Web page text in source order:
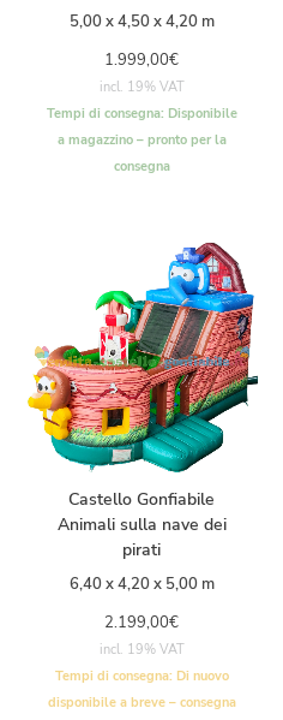
5,00 x 4,50 x 4,20 m
1.999,00€
incl. 19% VAT
Tempi di consegna: Disponibile
a magazzino – pronto per la
consegna
Castello Gonfiabile
Animali sulla nave dei
pirati
6,40 x 4,20 x 5,00 m
2.199,00€
incl. 19% VAT
Tempi di consegna: Di nuovo
disponibile a breve – consegna